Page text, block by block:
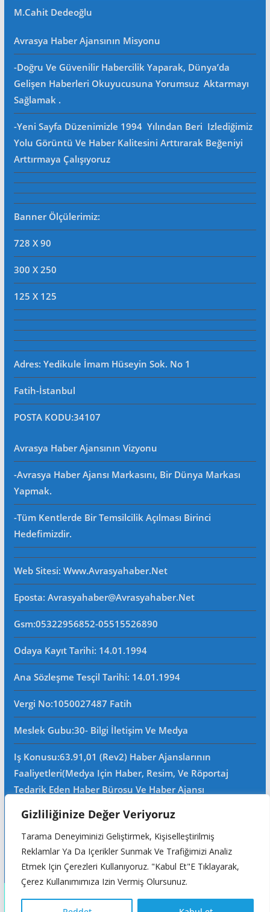
Gizliliğinize Değer Veriyoruz
Tarama Deneyiminizi Geliştirmek, Kişiselleştirilmiş
Reklamlar Ya Da Içerikler Sunmak Ve Trafiğimizi Analiz
Etmek Için Çerezleri Kullanıyoruz. "Kabul Et"e Tıklayarak,
Çerez Kullanımımıza Izin Vermiş Olursunuz.
M.Cahit Dedeoğlu
Avrasya Haber Ajansının Misyonu
-Doğru Ve Güvenilir Habercilik Yaparak, Dünya’da
Gelişen Haberleri Okuyucusuna Yorumsuz Aktarmayı
Sağlamak .
-Yeni Sayfa Düzenimizle 1994 Yılından Beri Izlediğimiz
Yolu Görüntü Ve Haber Kalitesini Arttırarak Beğeniyi
Arttırmaya Çalışıyoruz
Banner Ölçülerimiz:
728 X 90
300 X 250
125 X 125
Adres: Yedikule İmam Hüseyin Sok. No 1
Fatih-İstanbul
POSTA KODU:34107
Avrasya Haber Ajansının Vizyonu
-Avrasya Haber Ajansı Markasını, Bir Dünya Markası
Yapmak.
-Tüm Kentlerde Bir Temsilcilik Açılması Birinci
Hedefimizdir.
Web Sitesi: Www.avrasyahaber.net
Eposta: Avrasyahaber@avrasyahaber.net
Gsm:05322956852-05515526890
Odaya Kayıt Tarihi: 14.01.1994
Ana Sözleşme Tesçil Tarihi: 14.01.1994
Vergi No:1050027487 Fatih
Meslek Gubu:30- Bilgi İletişim Ve Medya
Iş Konusu:63.91,01 (Rev2) Haber Ajanslarının
Faaliyetleri(Medya Için Haber, Resim, Ve Röportaj
Tedarik Eden Haber Bürosu Ve Haber Ajansı
Filimcilik, Yayıncılık, Prodöktörlük, Reklamcılık Işleri Ile
Ana Sözleşmede Yazılı Olan Diğer Işleri Yapar.
Mersis No: 0105002748700015